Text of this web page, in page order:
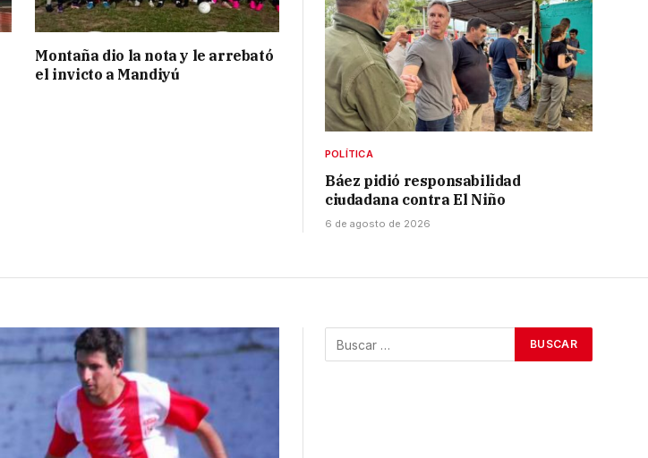
Montaña dio la nota y le arrebató
el invicto a Mandiyú
POLÍTICA
Báez pidió responsabilidad
ciudadana contra El Niño
6 de agosto de 2026